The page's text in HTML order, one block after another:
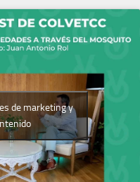
de marketing y